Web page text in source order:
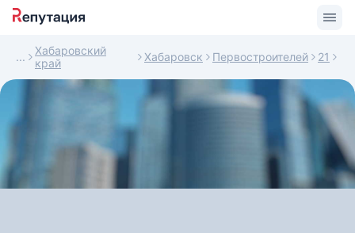
Хабаровский
край
Хабаровск Первостроителей 21